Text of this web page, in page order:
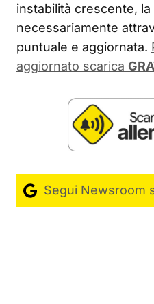
instabilità crescente,
necessariamente
puntuale e aggiornata.
aggiornato scarica
Segui Newsroom